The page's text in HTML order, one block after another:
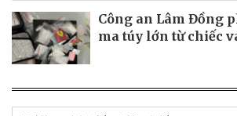
Công an Lâm Đồng
ma túy lớn từ chiếc